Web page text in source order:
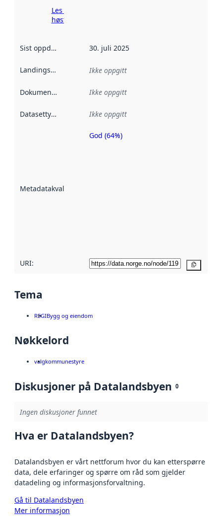
Les mer om
høsting her
Sist oppdatert 30. juli 2025
Landingsside Ikke oppgitt
Dokumentasjon Ikke oppgitt
Datasettype Ikke oppgitt
Metadatakvalitet
Metadatakvalitet
God (64%)
URI:
Tema
REGIBygg og eiendom
Nøkkelord
valgkommunestyre
Diskusjoner på Datalandsbyen 0
Ingen diskusjoner funnet
Hva er Datalandsbyen?
Datalandsbyen er vårt nettforum hvor du kan etterspørre
data, dele erfaringer og spørre om råd som gjelder
datadeling og informasjonsforvaltning.
Gå til Datalandsbyen
Mer informasjon